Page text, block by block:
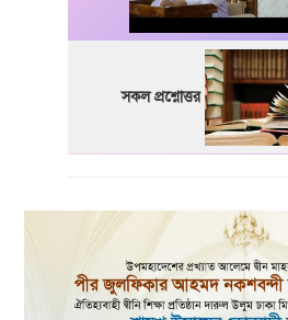
সকল প্রশ্নোত্তর